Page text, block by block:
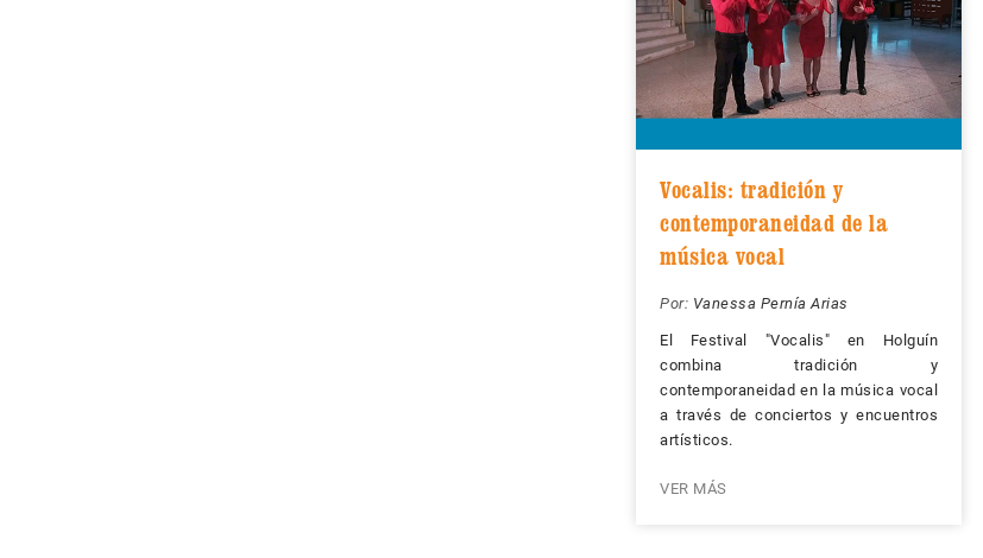
Vocalis: tradición y
contemporaneidad de la
música vocal
Por: Vanessa Pernía Arias
El Festival "Vocalis" en Holguín
combina tradición y
contemporaneidad en la música vocal
a través de conciertos y encuentros
artísticos.
VER MÁS